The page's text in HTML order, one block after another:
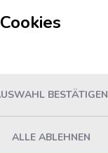
BESTÄTIGEN
ALLE ABLEHNEN